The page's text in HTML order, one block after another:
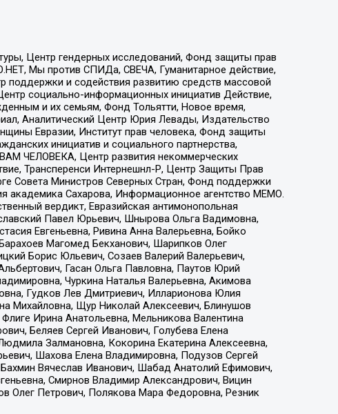
Центр гендерных исследований, Фонд защиты прав
Мы против СПИДа, СВЕЧА, Гуманитарное действие,
поддержки и содействия развитию средств массовой
социально-информационных инициатив Действие,
и их семьям, Фонд Тольятти, Новое время,
Аналитический Центр Юрия Левады, Издательство
Евразии, Институт прав человека, Фонд защиты
инициатив и социального партнерства,
ЧЕЛОВЕКА, Центр развития некоммерческих
Трансперенси Интернешнл-Р, Центр Защиты Прав
Совета Министров Северных Стран, Фонд поддержки
академика Сахарова, Информационное агентство МЕМО.
вердикт, Евразийская антимонопольная
Павел Юрьевич, Шнырова Ольга Вадимовна,
Евгеньевна, Ривина Анна Валерьевна, Бойко
Магомед Бекханович, Шарипков Олег
Борис Юльевич, Созаев Валерий Валерьевич,
Гасан Ольга Павловна, Паутов Юрий
Чуркина Наталья Валерьевна, Акимова
Гудков Лев Дмитриевич, Илларионова Юлия
Михайловна, Щур Николай Алексеевич, Блинушов
Ирина Анатольевна, Мельникова Валентина
Беляев Сергей Иванович, Голубева Елена
Залмановна, Кокорина Екатерина Алексеевна,
Шахова Елена Владимировна, Подузов Сергей
Вячеслав Иванович, Шабад Анатолий Ефимович,
Смирнов Владимир Александрович, Вицин
Олег Петрович, Полякова Мара Федоровна, Резник